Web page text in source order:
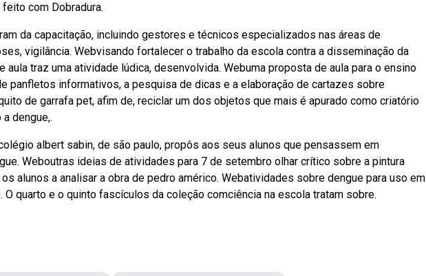
com Dobradura.
da capacitação, incluindo gestores e técnicos especializados nas áreas de
vigilância. Webvisando fortalecer o trabalho da escola contra a disseminação da
aula traz uma atividade lúdica, desenvolvida. Webuma proposta de aula para o ensino
panfletos informativos, a pesquisa de dicas e a elaboração de cartazes sobre
de garrafa pet, afim de, reciclar um dos objetos que mais é apurado como criatório
dengue,.
albert sabin, de são paulo, propôs aos seus alunos que pensassem em
Weboutras ideias de atividades para 7 de setembro olhar crítico sobre a pintura
alunos a analisar a obra de pedro américo. Webatividades sobre dengue para uso em
O quarto e o quinto fascículos da coleção comciência na escola tratam sobre.